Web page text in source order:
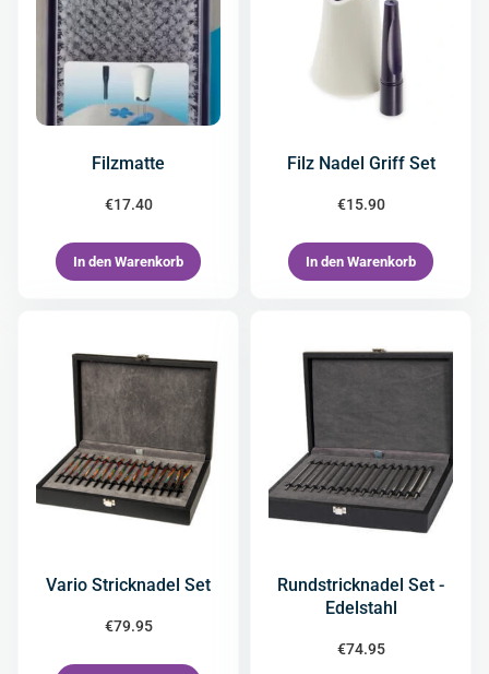
Filzmatte
€17.40
In den Warenkorb
Filz Nadel Griff Set
€15.90
In den Warenkorb
Vario Stricknadel Set
€79.95
Rundstricknadel Set -
Edelstahl
€74.95